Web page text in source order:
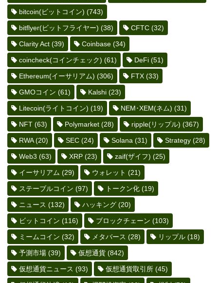
bitcoin(ビットコイン) (743)
bitflyer(ビットフライヤー) (38) CFTC (32)
Clarity Act (39) Coinbase (34)
coincheck(コインチェック) (61) DeFi (51)
Ethereum(イーサリアム) (306) FTX (33)
GMOコイン (61) Kalshi (23)
Litecoin(ライトコイン) (19) NEM･XEM(ネム) (31)
NFT (63) Polymarket (28) ripple(リップル) (367)
RWA(20) SEC (24) Solana (31) Strategy (28)
Web3 (63) XRP (23) zaif(ザイフ) (25)
イーサリアム (29) ウォレット (21)
ステーブルコイン (97) トークン化 (19)
ニュース (132) ハッキング (20)
ビットコイン (116) ブロックチェーン (103)
ミームコイン (32) メタバース (28) リップル (18)
予測市場 (39) 仮想通貨 (842)
仮想通貨ニュース (93) 仮想通貨取引所 (45)